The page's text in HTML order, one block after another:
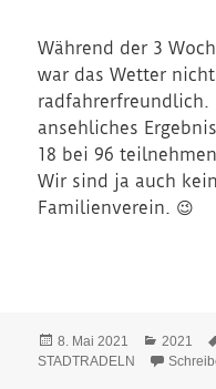
Während der 3
war das Wetter
radfahrerfreundlich.
ansehliches
18 bei 96
Wir sind ja auch
Familienverein. 😉
Veröffentlicht
am
8. Mai 2021 2021
STADTRADELN